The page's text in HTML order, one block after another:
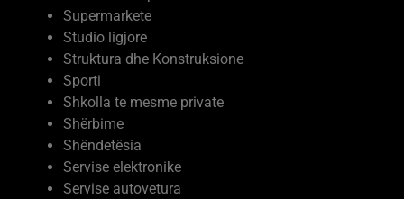
Supermarkete
Studio ligjore
Struktura dhe Konstruksione
Sporti
Shkolla te mesme private
Shërbime
Shëndetësia
Servise elektronike
Servise autovetura